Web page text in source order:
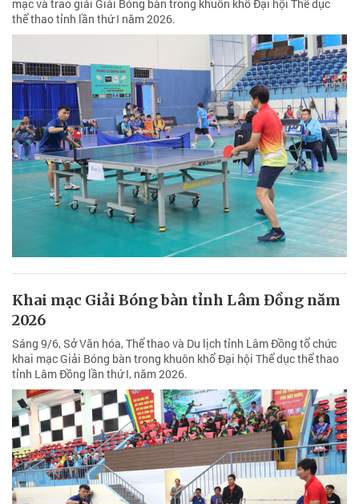
mạc và trao giải Giải Bóng bàn trong khuôn khổ Đại hội Thể dục
thể thao tỉnh lần thứ I năm 2026.
Khai mạc Giải Bóng bàn tỉnh Lâm Đồng năm
2026
Sáng 9/6, Sở Văn hóa, Thể thao và Du lịch tỉnh Lâm Đồng tổ chức
khai mạc Giải Bóng bàn trong khuôn khổ Đại hội Thể dục thể thao
tỉnh Lâm Đồng lần thứ I, năm 2026.